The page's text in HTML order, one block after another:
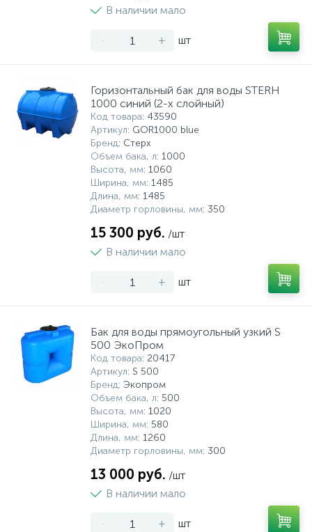
В наличии мало
- + шт
Горизонтальный бак для воды STERH
1000 синий (2-х слойный)
Код товара: 43590
Артикул: GOR1000 blue
Бренд: Стерх
Объем бака, л: 1000
Высота, мм: 1060
Ширина, мм: 1485
Длина, мм: 1485
Диаметр горловины, мм: 350
15 300 руб. /шт
В наличии мало
- + шт
Бак для воды прямоугольный узкий S
500 ЭкоПром
Код товара: 20417
Артикул: S 500
Бренд: Экопром
Объем бака, л: 500
Высота, мм: 1020
Ширина, мм: 580
Длина, мм: 1260
Диаметр горловины, мм: 300
13 000 руб. /шт
В наличии мало
- + шт